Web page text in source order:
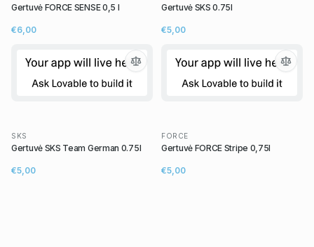
Gertuvė FORCE SENSE 0,5 l
€6,00
Gertuvė SKS 0.75l
€5,00
SKS
Gertuvė SKS Team German 0.75l
€5,00
FORCE
Gertuvė FORCE Stripe 0,75l
€5,00